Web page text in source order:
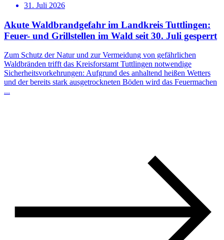
31. Juli 2026
Akute Waldbrandgefahr im Landkreis Tuttlingen:
Feuer- und Grillstellen im Wald seit 30. Juli gesperrt
Zum Schutz der Natur und zur Vermeidung von gefährlichen
Waldbränden trifft das Kreisforstamt Tuttlingen notwendige
Sicherheitsvorkehrungen: Aufgrund des anhaltend heißen Wetters
und der bereits stark ausgetrockneten Böden wird das Feuermachen
...